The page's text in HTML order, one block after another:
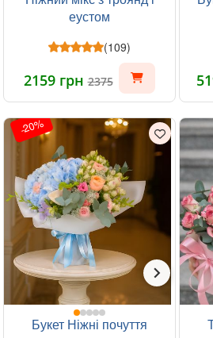
еустом
(109)
2159 грн2375
-20%
Букет Ніжні почуття